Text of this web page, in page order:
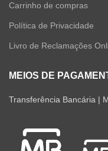
Carrinho de compras
Política de Privacidade
Livro de Reclamações
MEIOS DE
Transferência Bancária |